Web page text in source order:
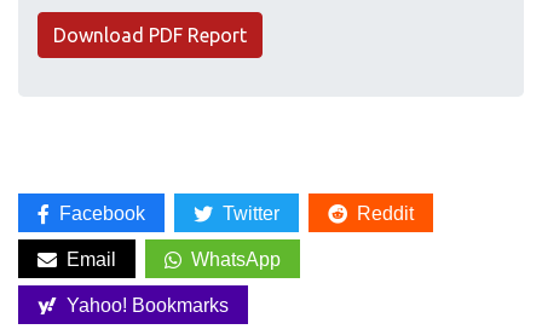
Download PDF Report
Facebook Twitter Reddit
Email WhatsApp
Yahoo! Bookmarks